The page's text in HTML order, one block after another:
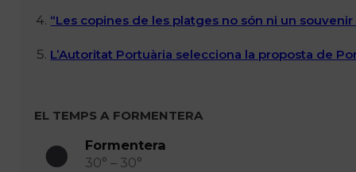
“Les copines de les platges no són ni un
L’Autoritat Portuària selecciona la proposta de
EL TEMPS A FORMENTERA
Formentera
30° – 30°